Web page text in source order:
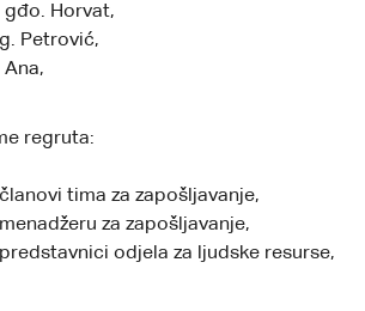
gđo. Horvat,
Petrović,
Ana,
regruta:
tima za zapošljavanje,
za zapošljavanje,
odjela za ljudske resurse,